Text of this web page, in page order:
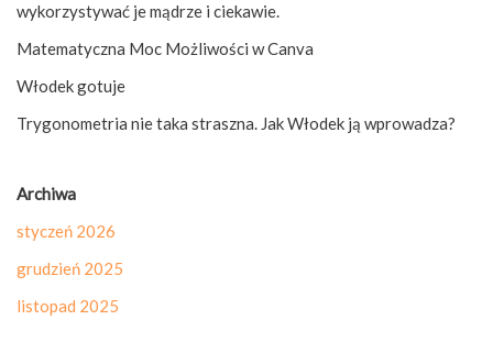
wykorzystywać je mądrze i ciekawie.
Matematyczna Moc Możliwości w Canva
Włodek gotuje
Trygonometria nie taka straszna. Jak Włodek ją wprowadza?
Archiwa
styczeń 2026
grudzień 2025
listopad 2025